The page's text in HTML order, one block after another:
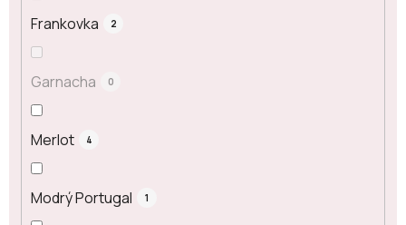
Frankovka 2
Garnacha 0
Merlot 4
Modrý Portugal 1